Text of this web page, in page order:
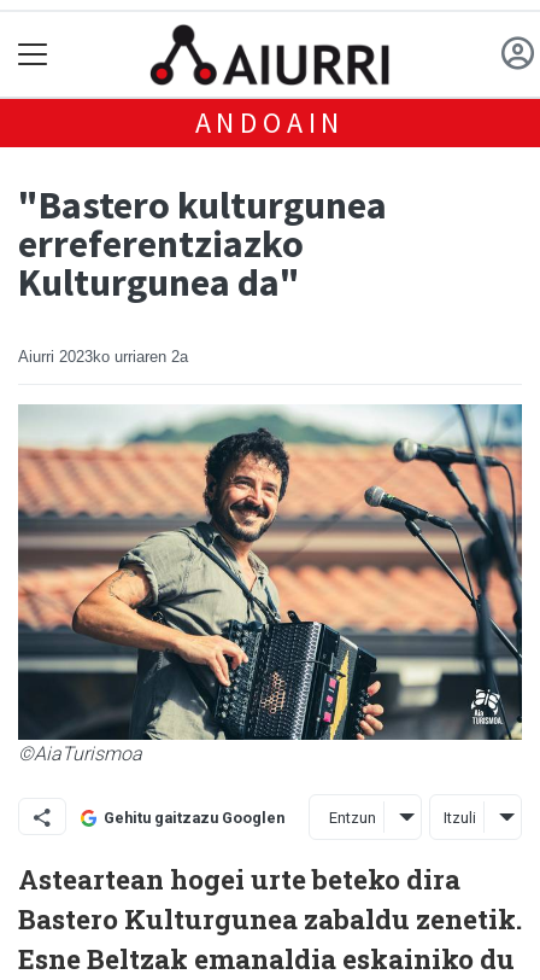
ANDOAIN
"Bastero kulturgunea
erreferentziazko
Kulturgunea da"
Aiurri 2023ko urriaren 2a
©AiaTurismoa
Gehitu gaitzazu Googlen Entzun Itzuli
Asteartean hogei urte beteko dira
Bastero Kulturgunea zabaldu zenetik.
Esne Beltzak emanaldia eskainiko du